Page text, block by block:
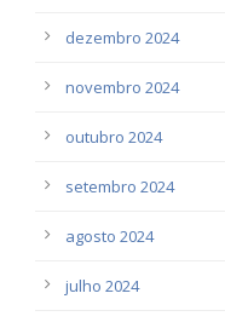
dezembro 2024
novembro 2024
outubro 2024
setembro 2024
agosto 2024
julho 2024